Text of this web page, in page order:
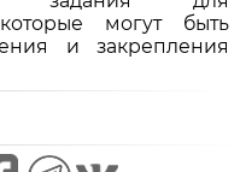
могут быть
и закрепления